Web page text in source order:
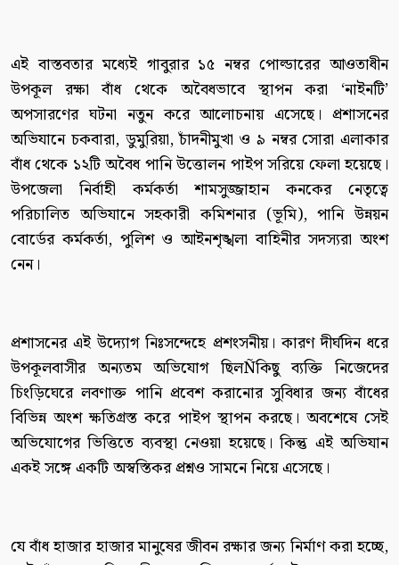
এই বাস্তবতার মধ্যেই গাবুরার ১৫ নম্বর পোল্ডারের আওতাধীন
উপকূল রক্ষা বাঁধ থেকে অবৈধভাবে স্থাপন করা ‘নাইনটি’
অপসারণের ঘটনা নতুন করে আলোচনায় এসেছে। প্রশাসনের
অভিযানে চকবারা, ডুমুরিয়া, চাঁদনীমুখা ও ৯ নম্বর সোরা এলাকার
বাঁধ থেকে ১২টি অবৈধ পানি উত্তোলন পাইপ সরিয়ে ফেলা হয়েছে।
উপজেলা নির্বাহী কর্মকর্তা শামসুজ্জাহান কনকের নেতৃত্বে
পরিচালিত অভিযানে সহকারী কমিশনার (ভূমি), পানি উন্নয়ন
বোর্ডের কর্মকর্তা, পুলিশ ও আইনশৃঙ্খলা বাহিনীর সদস্যরা অংশ
নেন।
প্রশাসনের এই উদ্যোগ নিঃসন্দেহে প্রশংসনীয়। কারণ দীর্ঘদিন ধরে
উপকূলবাসীর অন্যতম অভিযোগ ছিলÑকিছু ব্যক্তি নিজেদের
চিংড়িঘেরে লবণাক্ত পানি প্রবেশ করানোর সুবিধার জন্য বাঁধের
বিভিন্ন অংশ ক্ষতিগ্রস্ত করে পাইপ স্থাপন করছে। অবশেষে সেই
অভিযোগের ভিত্তিতে ব্যবস্থা নেওয়া হয়েছে। কিন্তু এই অভিযান
একই সঙ্গে একটি অস্বস্তিকর প্রশ্নও সামনে নিয়ে এসেছে।
যে বাঁধ হাজার হাজার মানুষের জীবন রক্ষার জন্য নির্মাণ করা হচ্ছে,